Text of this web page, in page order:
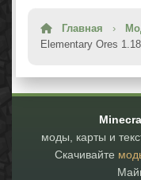
Главная ›
Elementary Ores
моды, карты и
Скачивайте